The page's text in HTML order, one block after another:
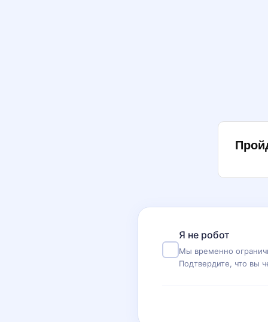
Я не робот
Мы временно
Подтвердите, что вы